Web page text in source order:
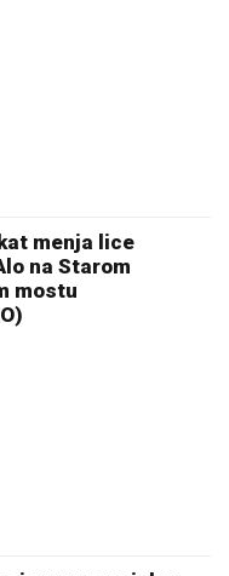
ONDA JE KRENUO
nakon
zapravo povukao iz
VOLETI"
Ponovo se
se oprostila u
"Kreće nova
PRIŠTINI:
tim"